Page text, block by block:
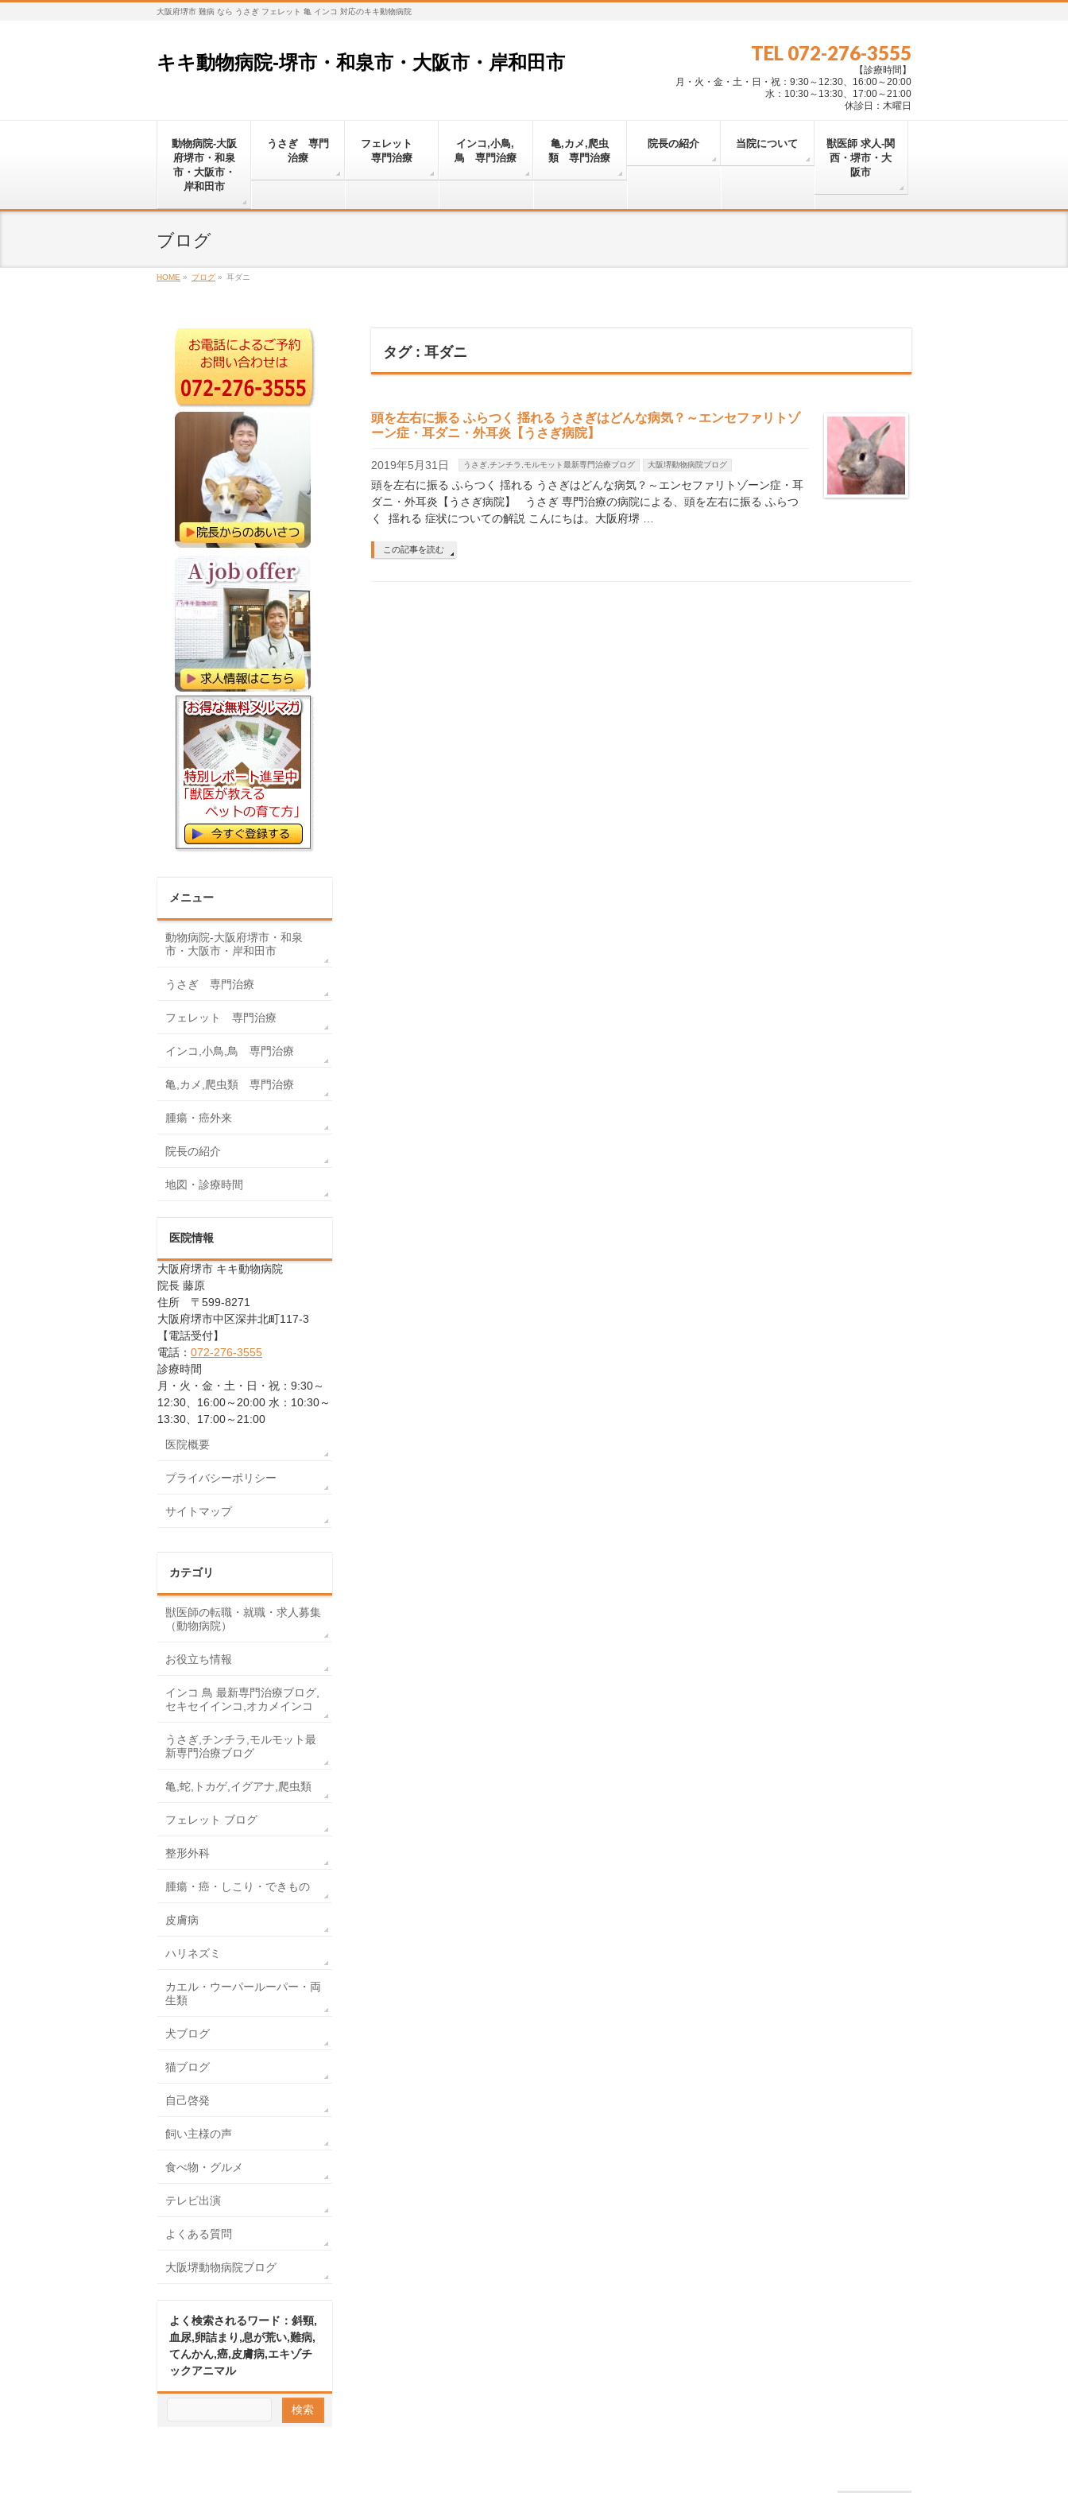
大阪府堺市 難病 なら うさぎ フェレット 亀 インコ 対応のキキ動物病院
キキ動物病院-堺市・和泉市・大阪市・岸和田市 TEL 072-276-3555
【診療時間】
月・火・金・土・日・祝：9:30～12:30、16:00～20:00
水：10:30～13:30、17:00～21:00
休診日：木曜日
動物病院-大阪
府堺市・和泉
市・大阪市・
岸和田市
うさぎ 専門
治療
フェレット
専門治療
インコ,小鳥,
鳥 専門治療
亀,カメ,爬虫
類 専門治療
院長の紹介 当院について
獣医師 求人-関
西・堺市・大
阪市
ブログ
HOME » ブログ » 耳ダニ
タグ : 耳ダニ
頭を左右に振る ふらつく 揺れる うさぎはどんな病気？～エンセファリトゾ
ーン症・耳ダニ・外耳炎【うさぎ病院】
2019年5月31日 うさぎ,チンチラ,モルモット最新専門治療ブログ 大阪堺動物病院ブログ
頭を左右に振る ふらつく 揺れる うさぎはどんな病気？～エンセファリトゾーン症・耳
ダニ・外耳炎【うさぎ病院】 うさぎ 専門治療の病院による、頭を左右に振る ふらつ
く 揺れる 症状についての解説 こんにちは。大阪府堺 …
この記事を読む
メニュー
動物病院-大阪府堺市・和泉
市・大阪市・岸和田市
うさぎ 専門治療
フェレット 専門治療
インコ,小鳥,鳥 専門治療
亀,カメ,爬虫類 専門治療
腫瘍・癌外来
院長の紹介
地図・診療時間
医院情報
大阪府堺市 キキ動物病院
院長 藤原
住所 〒599-8271
大阪府堺市中区深井北町117-3
【電話受付】
電話： 072-276-3555
診療時間
月・火・金・土・日・祝：9:30～
12:30、16:00～20:00 水：10:30～
13:30、17:00～21:00
医院概要
プライバシーポリシー
サイトマップ
カテゴリ
獣医師の転職・就職・求人募集
（動物病院）
お役立ち情報
インコ 鳥 最新専門治療ブログ,
セキセイインコ,オカメインコ
うさぎ,チンチラ,モルモット最
新専門治療ブログ
亀,蛇,トカゲ,イグアナ,爬虫類
フェレット ブログ
整形外科
腫瘍・癌・しこり・できもの
皮膚病
ハリネズミ
カエル・ウーパールーパー・両
生類
犬ブログ
猫ブログ
自己啓発
飼い主様の声
食べ物・グルメ
テレビ出演
よくある質問
大阪堺動物病院ブログ
よく検索されるワード：斜頸,
血尿,卵詰まり,息が荒い,難病,
てんかん,癌,皮膚病,エキゾチ
ックアニマル